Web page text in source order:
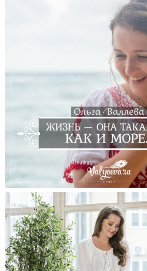
Жизнь — Она Такая Же,